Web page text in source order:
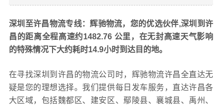
深圳至许昌物流专线：辉驰物流，您的优选伙伴,深圳到许
昌的距离全程高速约1482.76 公里，在无封高速天气影响
的特殊情况下大约耗时14.9小时到达目的地。
在寻找深圳到许昌的物流公司时，辉驰物流许昌全直达无
疑是您的理想选择。我们提供每日发车服务，直达许昌各
大区域，包括魏都区、建安区、鄢陵县、襄城县、禹州、